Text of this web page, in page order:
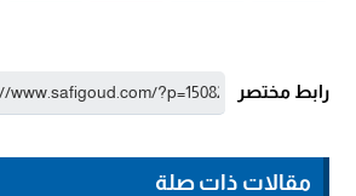
رابط مختصر
مقالات ذات صلة